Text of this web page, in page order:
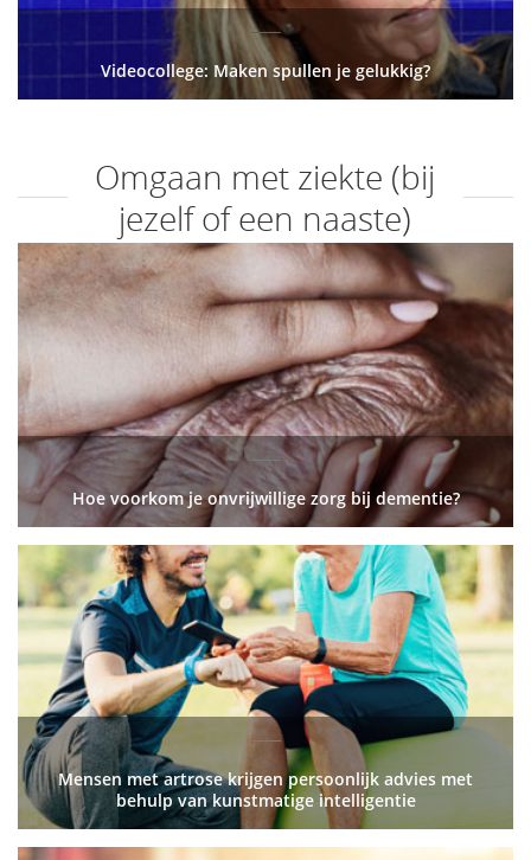
Videocollege: Maken spullen je gelukkig?
Omgaan met ziekte (bij
jezelf of een naaste)
Hoe voorkom je onvrijwillige zorg bij dementie?
Mensen met artrose krijgen persoonlijk advies met
behulp van kunstmatige intelligentie